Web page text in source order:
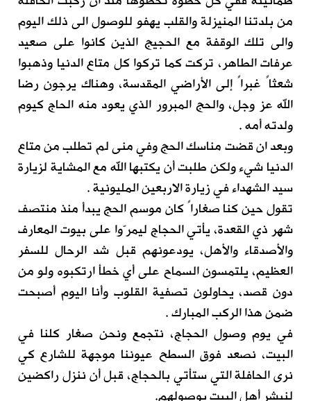
من بلدتنا المنيزلة والقلب يهفو للوصول الى ذلك اليوم
والى تلك الوقفة مع الحجيج الذين كانوا على صعيد
عرفات الطاهر، تركت كما تركوا كل متاع الدنيا وذهبوا
شعثاً غبراً إلى الأراضي المقدسة، وهناك يرجون رضا
الله عز وجل، والحج المبرور الذي يعود منه الحاج كيوم
ولدته أمه .
وبعد ان قضت مناسك الحج وفي منى لم تطلب من متاع
الدنيا شيء ولكن طلبت أن يكتبها الله مع المشاية لزيارة
سيد الشهداء في زيارة الاربعين المليونية .
تقول حين كنا صغاراً كان موسم الحج يبدأ منذ منتصف
شهر ذي القعدة، يأتي الحجاج ليمرّوا على بيوت المعارف
والأصدقاء والأهل، يودعونهم قبل شد الرحال للسفر
العظيم، يلتمسون السماح على أي خطأ ارتكبوه ولو من
دون قصد، يحاولون تصفية القلوب وأنا اليوم أصبحت
ضمن هذا الركب المبارك .
في يوم وصول الحجاج، نتجمع ونحن صغار كلنا في
البيت، نصعد فوق السطح عيوننا موجهة للشارع كي
نرى الحافلة التي ستأتي بالحجاج، قبل أن ننزل راكضين